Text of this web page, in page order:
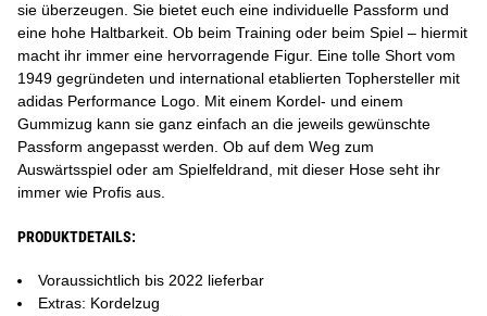
sie überzeugen. Sie bietet euch eine individuelle Passform und
eine hohe Haltbarkeit. Ob beim Training oder beim Spiel – hiermit
macht ihr immer eine hervorragende Figur. Eine tolle Short vom
1949 gegründeten und international etablierten Tophersteller mit
adidas Performance Logo. Mit einem Kordel- und einem
Gummizug kann sie ganz einfach an die jeweils gewünschte
Passform angepasst werden. Ob auf dem Weg zum
Auswärtsspiel oder am Spielfeldrand, mit dieser Hose seht ihr
immer wie Profis aus.
PRODUKTDETAILS:
Voraussichtlich bis 2022 lieferbar
Extras: Kordelzug